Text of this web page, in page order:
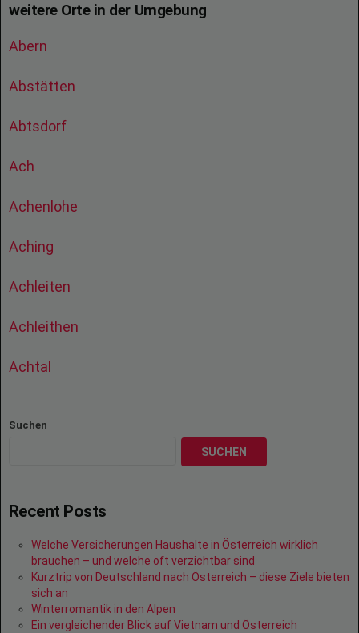
weitere Orte in der Umgebung
Abern
Abstätten
Abtsdorf
Ach
Achenlohe
Aching
Achleiten
Achleithen
Achtal
Suchen
SUCHEN
Recent Posts
Welche Versicherungen Haushalte in Österreich wirklich
brauchen – und welche oft verzichtbar sind
Kurztrip von Deutschland nach Österreich – diese Ziele bieten
sich an
Winterromantik in den Alpen
Ein vergleichender Blick auf Vietnam und Österreich